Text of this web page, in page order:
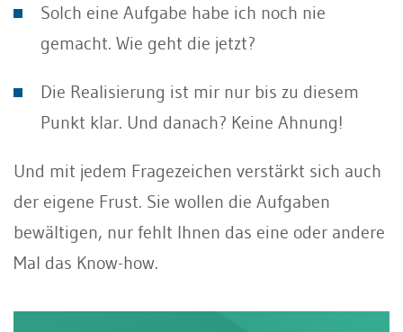
Solch eine Aufgabe habe ich noch nie
gemacht. Wie geht die jetzt?
Die Realisierung ist mir nur bis zu diesem
Punkt klar. Und danach? Keine Ahnung!
Und mit jedem Fragezeichen verstärkt sich auch
der eigene Frust. Sie wollen die Aufgaben
bewältigen, nur fehlt Ihnen das eine oder andere
Mal das Know-how.